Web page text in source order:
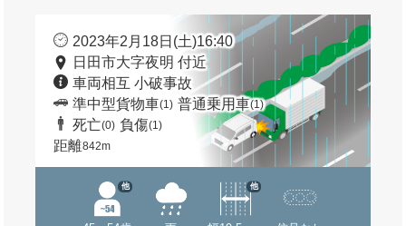
2023年2月18日(土)16:40
日田市大字夜明 付近
車両相互 小破事故
準中型貨物車(1) 普通乗用車(1)
死亡(0) 負傷(1)
距離842m
他 他